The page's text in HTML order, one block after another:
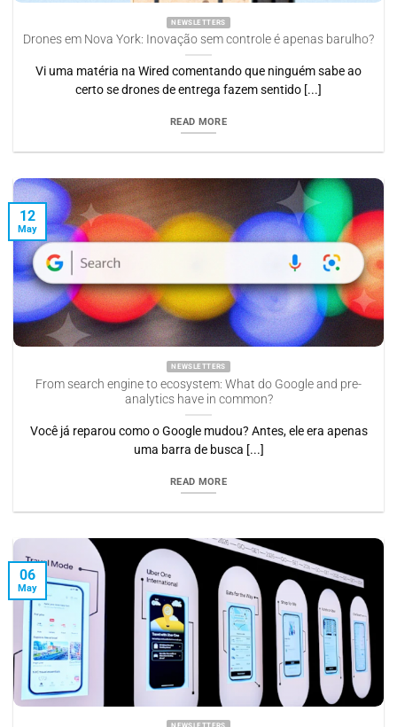
NEWSLETTERS
Drones em Nova York: Inovação sem controle é apenas barulho?
Vi uma matéria na Wired comentando que ninguém sabe ao
certo se drones de entrega fazem sentido [...]
READ MORE
NEWSLETTERS
From search engine to ecosystem: What do Google and pre-
analytics have in common?
Você já reparou como o Google mudou? Antes, ele era apenas
uma barra de busca [...]
READ MORE
12
May
06
May